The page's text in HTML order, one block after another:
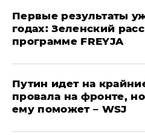
Первые результаты
годах: Зеленский
программе FREYJA
Путин идет на
провала на фронте,
ему поможет – WSJ